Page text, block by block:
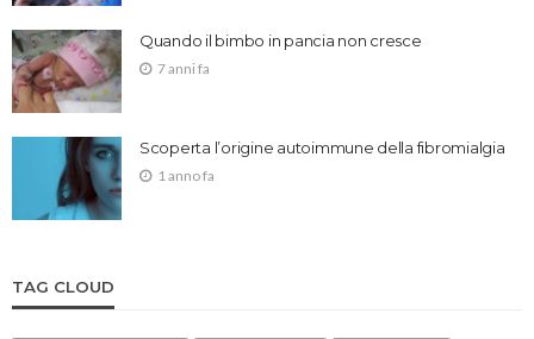
Quando il bimbo in pancia non cresce
7 anni fa
Scoperta l’origine autoimmune della fibromialgia
1 anno fa
TAG CLOUD